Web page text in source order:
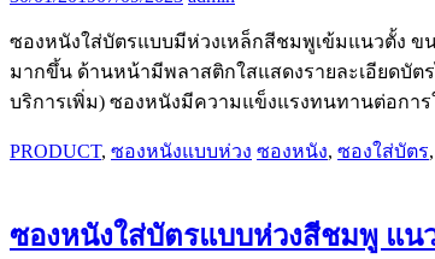
ซองหนังใส่บัตรแบบมีห่วงเหล็กสีชมพูเข้มแนวตั้ง ข
มากขึ้น ด้านหน้ามีพลาสติกใสแสดงรายละเอียดบัต
บริการเพิ่ม) ซองหนังมีความแข็งแรงทนทานต่อกา
PRODUCT, ซองหนังแบบห่วง ซองหนัง, ซองใส่บัตร,
ซองหนังใส่บัตรแบบห่วงสีชมพู แน